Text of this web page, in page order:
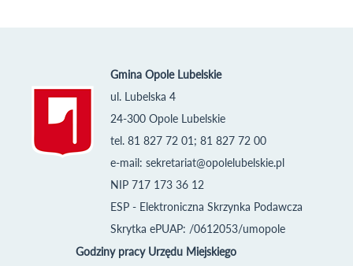
Gmina Opole Lubelskie
ul. Lubelska 4
24-300 Opole Lubelskie
tel. 81 827 72 01; 81 827 72 00
e-mail: sekretariat@opolelubelskie.pl
NIP 717 173 36 12
ESP - Elektroniczna Skrzynka Podawcza
Skrytka ePUAP: /0612053/umopole
Godziny pracy Urzędu Miejskiego